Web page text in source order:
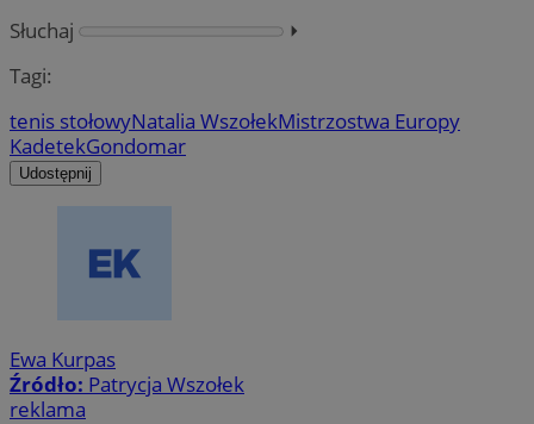
Słuchaj
⏵︎
Tagi:
tenis stołowyNatalia WszołekMistrzostwa Europy
KadetekGondomar
Udostępnij
Ewa Kurpas
Źródło: Patrycja Wszołek
reklama